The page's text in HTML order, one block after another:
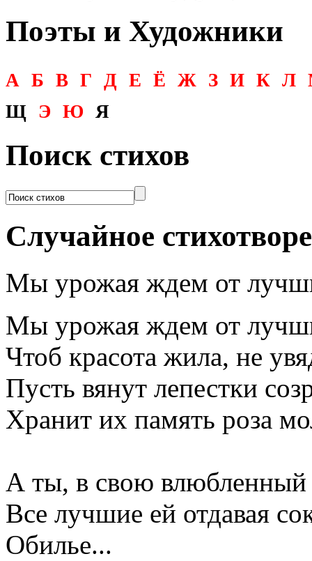
Поэты и Художники
А Б В Г Д Е Ё Ж З И К Л
Щ Э Ю Я
Поиск стихов
Случайное
Мы урожая ждем от
Мы урожая ждем от
Чтоб красота жила, не
Пусть вянут лепестки
Хранит их память роза
А ты, в свою влюбленный
Все лучшие ей отдавая
Обилье...